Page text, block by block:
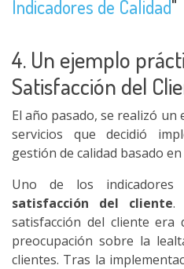
Indicadores de Calidad"
4. Un ejemplo
Satisfacción del
El año pasado, se realizó
servicios que decidió
gestión de calidad basado
Uno de los
satisfacción del cliente.
satisfacción del cliente era
preocupación sobre la
clientes. Tras la